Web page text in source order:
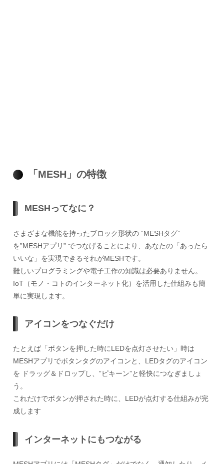
「MESH」の特徴
MESHってなに？
さまざまな機能を持ったブロック形状の “MESHタグ”
を”MESHアプリ” でつなげることにより、あなたの「あったら
いいな」を実現できるそれがMESHです。
難しいプログラミングや電子工作の知識は必要ありません。
IoT（モノ・コトのインターネット化）を活用した仕組みも簡
単に実現します。
アイコンをつなぐだけ
たとえば「ボタンを押した時にLEDを点灯させたい」時は
MESHアプリでボタンタグのアイコンと、LEDタグのアイコン
を ドラッグ＆ドロップし、”ピキーン”と軽快につなぎましょ
う。
これだけでボタンが押された時に、LEDが点灯する仕組みが完
成します
インターネットにもつながる